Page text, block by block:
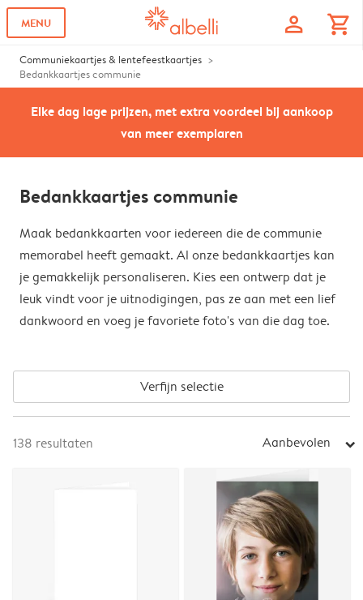
MENU profile shopping_cart
Communiekaartjes & lentefeestkaartjes
Bedankkaartjes communie
Elke dag lage prijzen, met extra voordeel bij aankoop
van meer exemplaren
Bedankkaartjes communie
Maak bedankkaarten voor iedereen die de communie
memorabel heeft gemaakt. Al onze bedankkaartjes kan
je gemakkelijk personaliseren. Kies een ontwerp dat je
leuk vindt voor je uitnodigingen, pas ze aan met een lief
dankwoord en voeg je favoriete foto's van die dag toe.
Verfijn selectie
138 resultaten Aanbevolen arrow_right